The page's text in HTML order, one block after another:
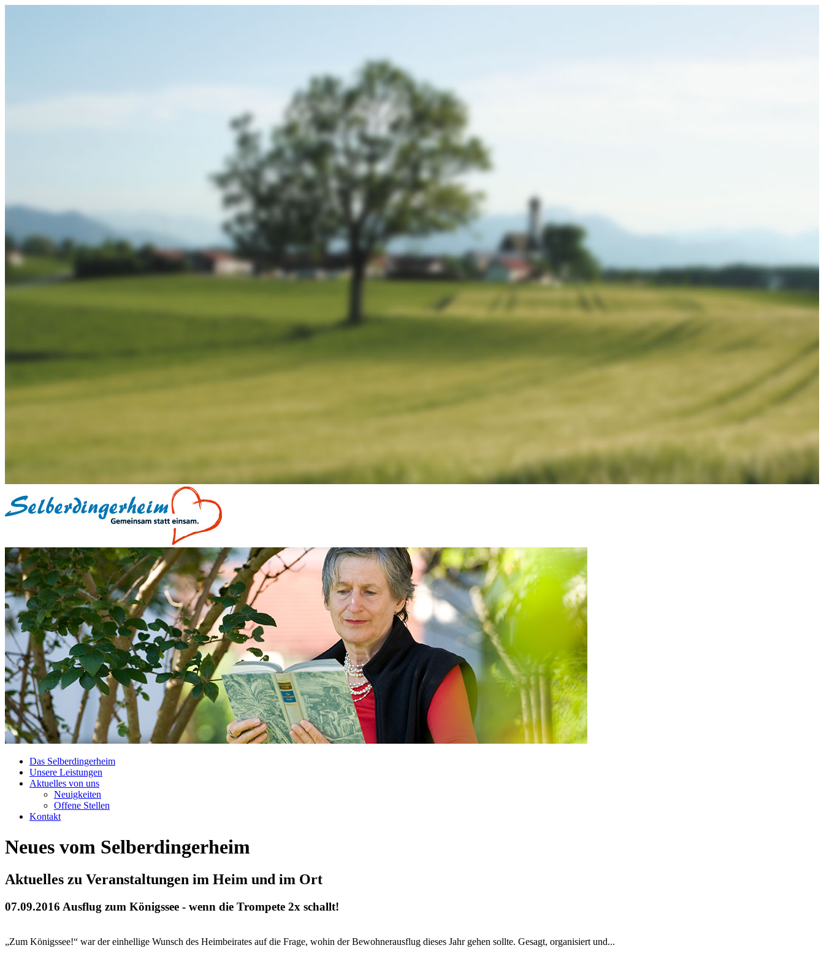
Das Selberdingerheim
Unsere Leistungen
Aktuelles von uns
Neuigkeiten
Offene Stellen
Kontakt
Neues vom Selberdingerheim
Aktuelles zu Veranstaltungen im Heim und im Ort
07.09.2016 Ausflug zum Königssee - wenn die Trompete 2x schallt!
„Zum Königssee!“ war der einhellige Wunsch des Heimbeirates auf die Frage, wohin der Bewohnerausflug dieses Jahr gehen sollte. Gesagt, organisiert und...